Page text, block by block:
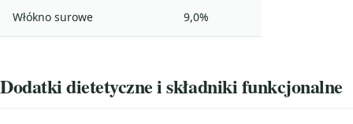
Włókno surowe 9,0%
Dodatki dietetyczne i składniki funkcjonalne